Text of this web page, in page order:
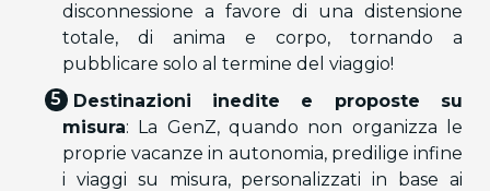
disconnessione a favore di una distensione
totale, di anima e corpo, tornando a
pubblicare solo al termine del viaggio!
Destinazioni inedite e proposte su
misura: La GenZ, quando non organizza le
proprie vacanze in autonomia, predilige infine
i viaggi su misura, personalizzati in base ai